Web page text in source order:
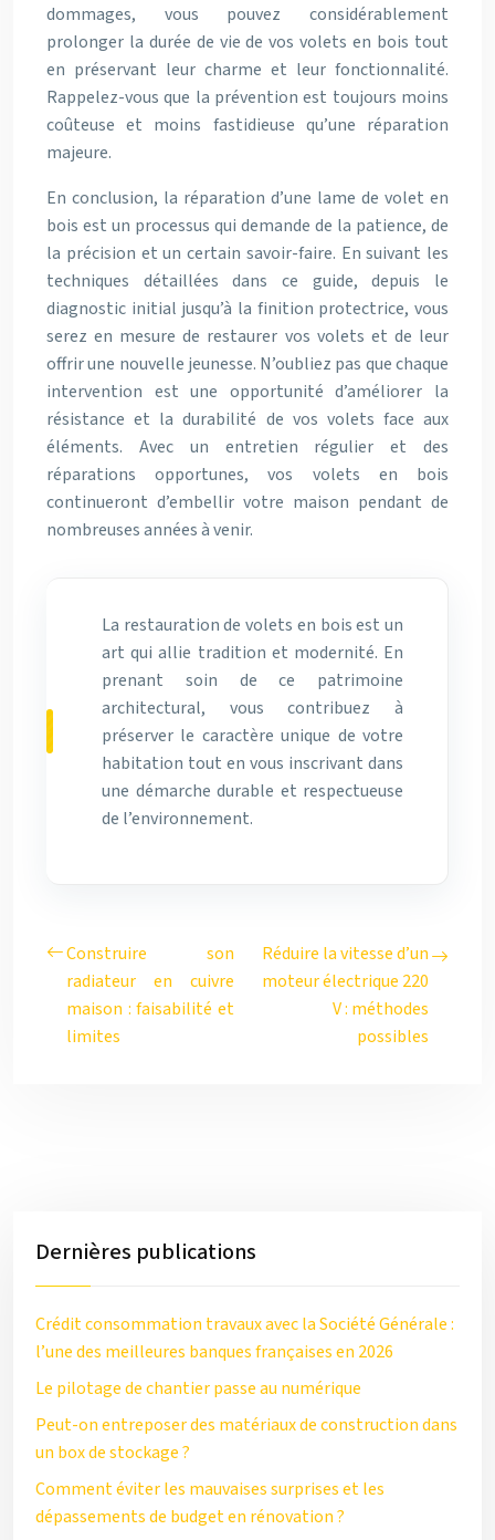
dommages, vous pouvez considérablement
prolonger la durée de vie de vos volets en bois tout
en préservant leur charme et leur fonctionnalité.
Rappelez-vous que la prévention est toujours moins
coûteuse et moins fastidieuse qu’une réparation
majeure.
En conclusion, la réparation d’une lame de volet en
bois est un processus qui demande de la patience, de
la précision et un certain savoir-faire. En suivant les
techniques détaillées dans ce guide, depuis le
diagnostic initial jusqu’à la finition protectrice, vous
serez en mesure de restaurer vos volets et de leur
offrir une nouvelle jeunesse. N’oubliez pas que chaque
intervention est une opportunité d’améliorer la
résistance et la durabilité de vos volets face aux
éléments. Avec un entretien régulier et des
réparations opportunes, vos volets en bois
continueront d’embellir votre maison pendant de
nombreuses années à venir.
La restauration de volets en bois est un
art qui allie tradition et modernité. En
prenant soin de ce patrimoine
architectural, vous contribuez à
préserver le caractère unique de votre
habitation tout en vous inscrivant dans
une démarche durable et respectueuse
de l’environnement.
Construire son
radiateur en cuivre
maison : faisabilité et
limites
Réduire la vitesse d’un
moteur électrique 220
V : méthodes
possibles
Dernières publications
Crédit consommation travaux avec la Société Générale :
l’une des meilleures banques françaises en 2026
Le pilotage de chantier passe au numérique
Peut-on entreposer des matériaux de construction dans
un box de stockage ?
Comment éviter les mauvaises surprises et les
dépassements de budget en rénovation ?